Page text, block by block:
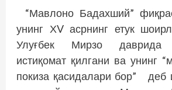
“Мавлоно Бадахший”
унинг ХV асрнинг етук
Улуғбек Мирзо даврида
истиқомат қилгани ва унинг
покиза қасидалари бор” деб